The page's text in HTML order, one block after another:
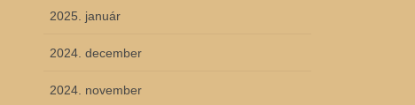
2025. január
2024. december
2024. november